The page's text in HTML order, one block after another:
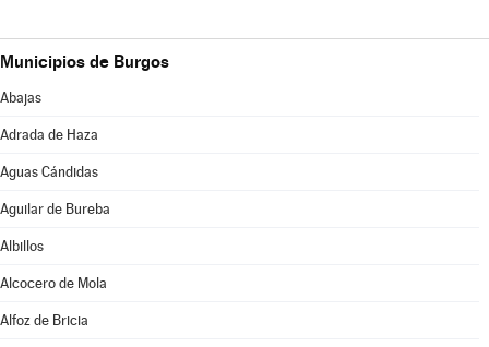
Municipios de Burgos
Abajas
Adrada de Haza
Aguas Cándidas
Aguilar de Bureba
Albillos
Alcocero de Mola
Alfoz de Bricia